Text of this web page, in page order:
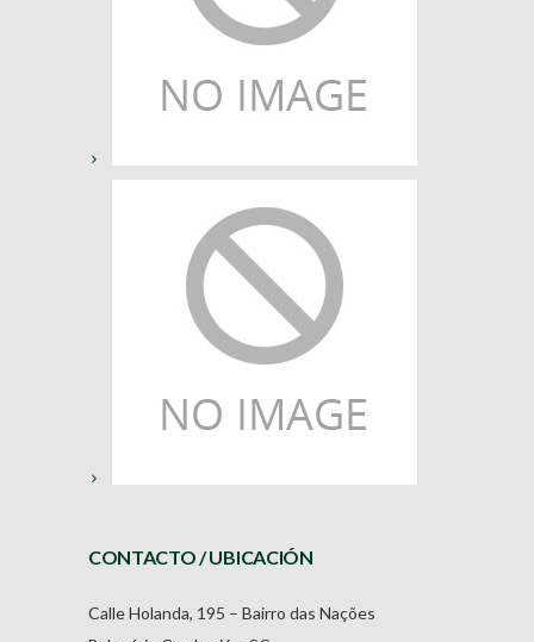
CONTACTO / UBICACIÓN
Calle Holanda, 195 – Bairro das Nações